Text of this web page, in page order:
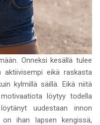
Onneksi kesällä tulee
eikä raskasta
kylmillä säillä. Eikä niitä
löytyy todella
uudestaan innon
ihan lapsen kengissä,